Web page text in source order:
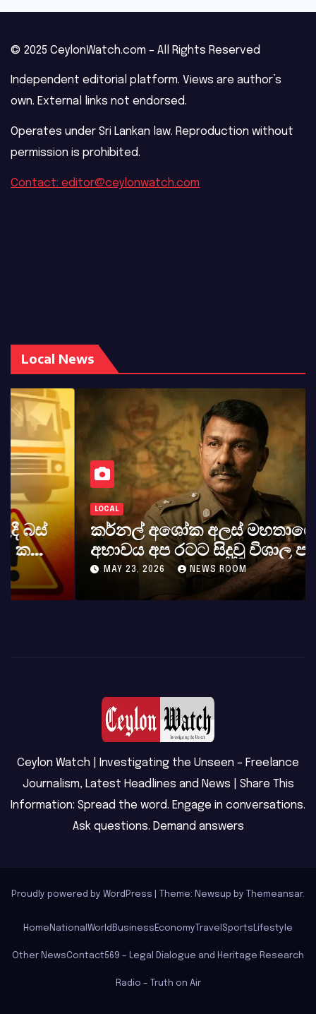
© 2025 CeylonWatch.com – All Rights Reserved
Independent editorial platform. Views are author’s
own. External links not endorsed.
Operates under Sri Lankan law. Reproduction without
permission is prohibited.
Contact: editor@ceylonwatch.com
Local News
කර්නල් අශෝක අලස් මහතාගේ
අභාවය අප රටට සිදුවූ විශාල පාඩුවකි
MAY 23, 2026 NEWS ROOM
Ceylon Watch | Investigating the Unseen – Freelance
Journalism, Latest Headlines and News | Share This
Information: Spread the word. Engage in conversations.
Ask questions. Demand answers
Proudly powered by WordPress Theme: Newsup by Themeansar.
Home National World Business Economy Travel Sports Lifestyle
Other NewsContact569 – Legal Dialogue and Heritage Research
Radio – Truth on Air